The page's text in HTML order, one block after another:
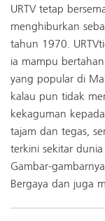
URTV tetap
menghiburkan
tahun 1970.
ia mampu
yang popular di
kalau pun tidak
kekaguman
tajam dan tegas,
terkini sekitar
Gambar-
Bergaya dan juga